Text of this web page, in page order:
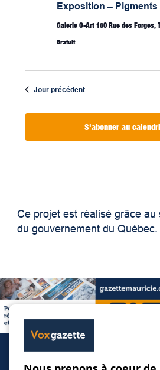
Exposition –
Galerie O-Art 160 Rue des Forges,
Gratuit
Jour précédent
S'abonner au
Ce projet est réalisé grâce au
du gouvernement du Québec.